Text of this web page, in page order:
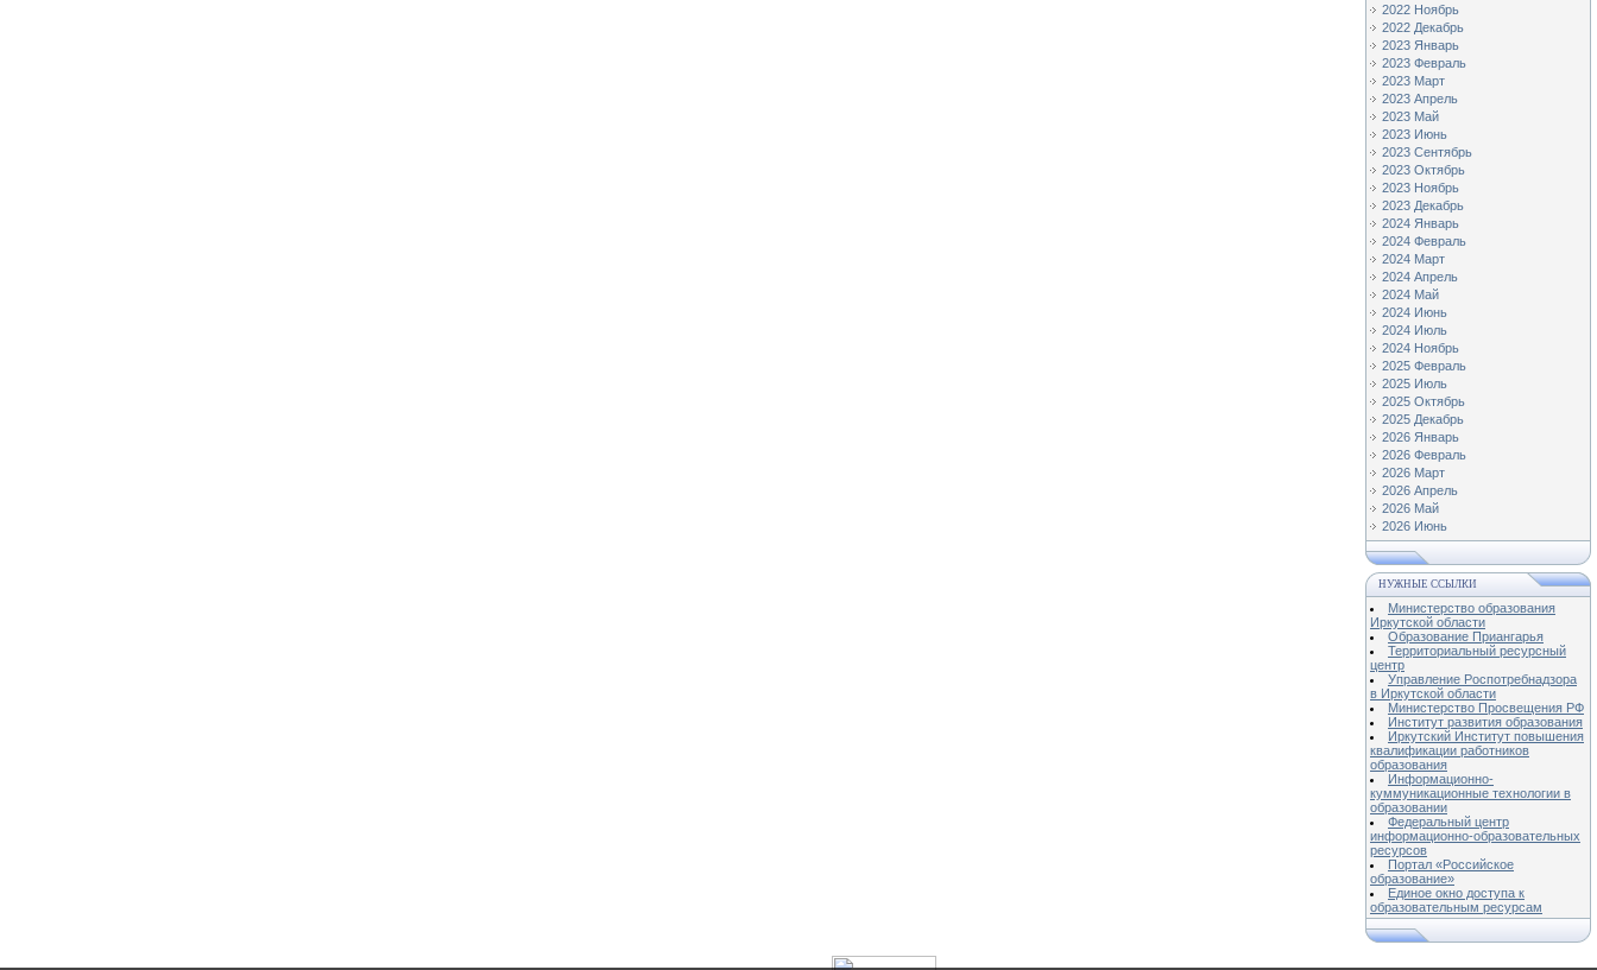
2022 Ноябрь
2022 Декабрь
2023 Январь
2023 Февраль
2023 Март
2023 Апрель
2023 Май
2023 Июнь
2023 Сентябрь
2023 Октябрь
2023 Ноябрь
2023 Декабрь
2024 Январь
2024 Февраль
2024 Март
2024 Апрель
2024 Май
2024 Июнь
2024 Июль
2024 Ноябрь
2025 Февраль
2025 Июль
2025 Октябрь
2025 Декабрь
2026 Январь
2026 Февраль
2026 Март
2026 Апрель
2026 Май
2026 Июнь
НУЖНЫЕ ССЫЛКИ
Министерство образования
Иркутской области
Образование Приангарья
Территориальный ресурсный
центр
Управление Роспотребнадзора
в Иркутской области
Министерство Просвещения РФ
Институт развития образования
Иркутский Институт повышения
квалификации работников
образования
Информационно-
куммуникационные технологии в
образовании
Федеральный центр
информационно-образовательных
ресурсов
Портал «Российское
образование»
Единое окно доступа к
образовательным ресурсам